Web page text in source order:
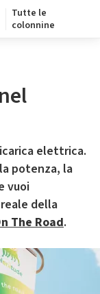
Tutte le
colonnine
elettrica.
potenza, la
vuoi
della
The Road.